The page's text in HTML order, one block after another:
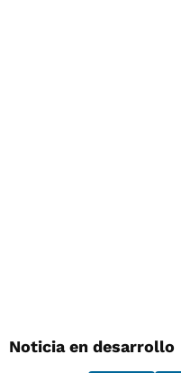
Noticia en desarrollo